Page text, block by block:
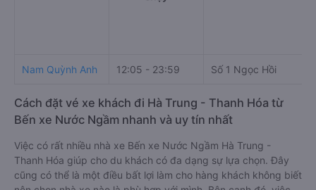
Nam Quỳnh Anh 12:05 - 23:59 Số 1 Ngọc Hồi
Cách đặt vé xe khách đi Hà Trung - Thanh Hóa từ
Bến xe Nước Ngầm nhanh và uy tín nhất
Việc có rất nhiều nhà xe Bến xe Nước Ngầm Hà Trung -
Thanh Hóa giúp cho du khách có đa dạng sự lựa chọn. Đây
cũng có thể là một điều bất lợi làm cho hàng khách không biết